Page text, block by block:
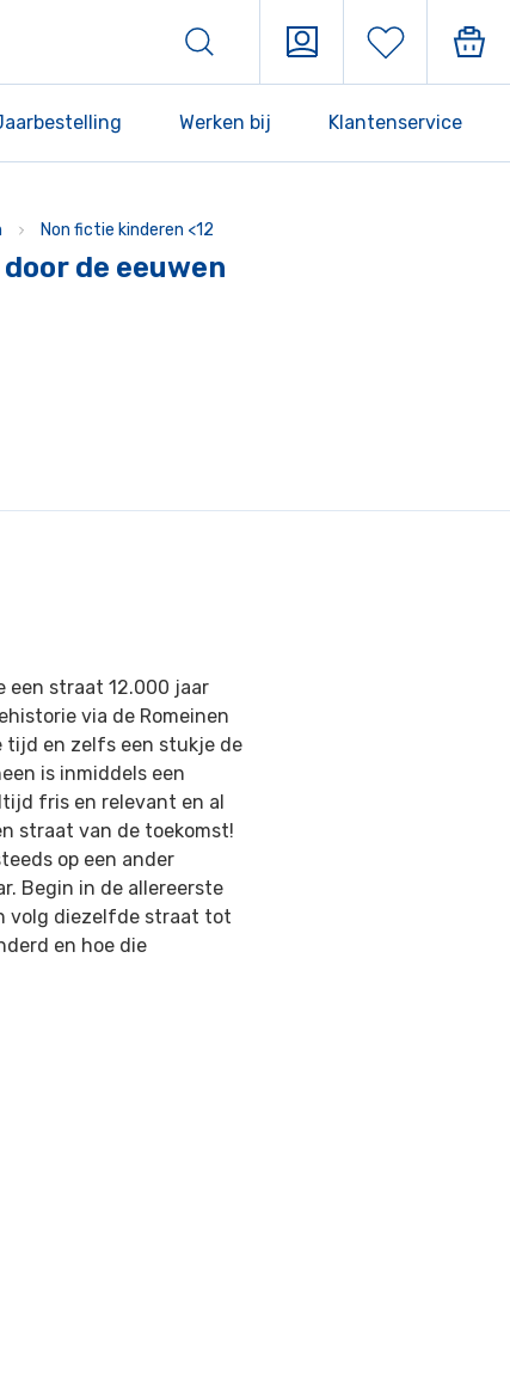
Werken bij Klantenservice
Non fictie kinderen <12
de eeuwen
een straat 12.000 jaar
via de Romeinen
tijd en zelfs een stukje de
is inmiddels een
fris en relevant en al
straat van de toekomst!
op een ander
Begin in de allereerste
volg diezelfde straat tot
en hoe die